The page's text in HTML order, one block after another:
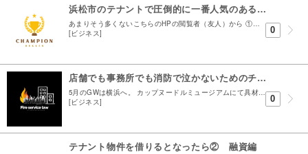
浜松市のテナントで圧倒的に一番人気のある物件とは？
あまりそう多くないこちらのHPの閲覧者（友人）から ①最近はマメにブログもやっているね ②実用的な真面目な記事になっているね ③ただ本題の前はたいがいふざけているよね 3点の意見書を頂きました、...
[ビジネス]
0
店舗でも事務所でも消防で泣かないためのチェックリスト ｜使用開始届と防火管理者の話
5月のGWは横浜へ。 カップヌードルミュージアムにて具材エビのみのカップ麺を作ることに成功しました。 安藤百福の生涯を見ながら また頑張ろうと。そんな５月の連休でした 今日は店舗・事務所で無視...
[ビジネス]
0
テナント物件を借りるとなったら② 融資編